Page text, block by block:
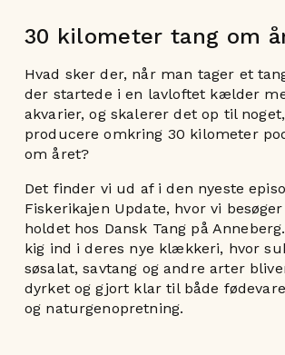
30 kilometer tang om
Hvad sker der, når man tager et
der startede i en lavloftet kælder
akvarier, og skalerer det op til
producere omkring 30 kilometer
om året?
Det finder vi ud af i den nyeste
Fiskerikajen Update, hvor vi
holdet hos Dansk Tang på
kig ind i deres nye klækkeri, hvor
søsalat, savtang og andre arter
dyrket og gjort klar til både
og naturgenopretning.